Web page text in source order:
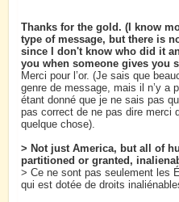
Thanks for the gold. (I know
type of message, but there is
since I don't know who did it
you when someone gives you
Merci pour l’or. (Je sais que
genre de message, mais il n’y a
étant donné que je ne sais pas
pas correct de ne pas dire merci
quelque chose).
> Not just America, but all of
partitioned or granted,
> Ce ne sont pas seulement les
qui est dotée de droits